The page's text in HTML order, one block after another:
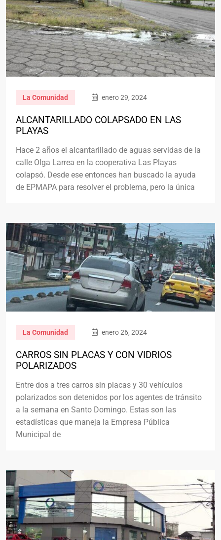
La Comunidad enero 29, 2024
ALCANTARILLADO COLAPSADO EN LAS
PLAYAS
Hace 2 años el alcantarillado de aguas servidas de la
calle Olga Larrea en la cooperativa Las Playas
colapsó. Desde ese entonces han buscado la ayuda
de EPMAPA para resolver el problema, pero la única
La Comunidad enero 26, 2024
CARROS SIN PLACAS Y CON VIDRIOS
POLARIZADOS
Entre dos a tres carros sin placas y 30 vehículos
polarizados son detenidos por los agentes de tránsito
a la semana en Santo Domingo. Estas son las
estadísticas que maneja la Empresa Pública
Municipal de